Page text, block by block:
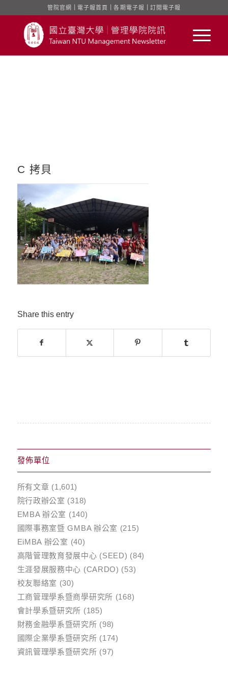
管院官網 電子報首頁 ｜各期電子報 訂閱電子報
C 拷貝
Share this entry
發佈單位
所有文章 (1,601)
院行政辦公室 (318)
EMBA 辦公室 (140)
國際事務室暨 GMBA 辦公室 (215)
EiMBA 辦公室 (40)
高階管理教育發展中心 (SEED) (84)
生涯發展服務中心 (CARDO) (53)
校友聯絡室 (30)
工商管理學系暨商學研究所 (168)
會計學系暨研究所 (185)
財務金融學系暨研究所 (98)
國際企業學系暨研究所 (174)
資訊管理學系暨研究所 (97)